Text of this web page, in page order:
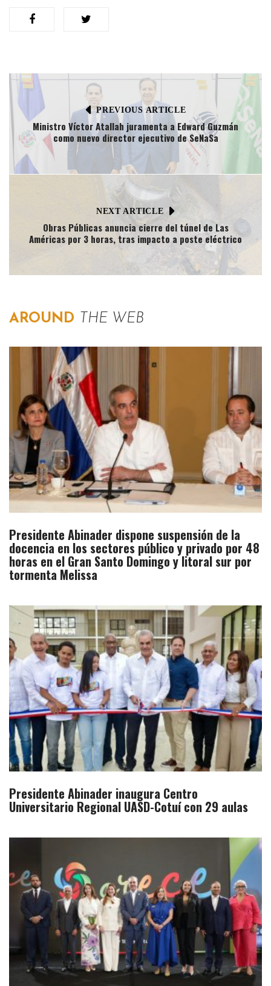
PREVIOUS ARTICLE
Ministro Víctor Atallah juramenta a Edward Guzmán
como nuevo director ejecutivo de SeNaSa
NEXT ARTICLE
Obras Públicas anuncia cierre del túnel de Las
Américas por 3 horas, tras impacto a poste eléctrico
AROUND THE WEB
Presidente Abinader dispone suspensión de la
docencia en los sectores público y privado por 48
horas en el Gran Santo Domingo y litoral sur por
tormenta Melissa
Presidente Abinader inaugura Centro
Universitario Regional UASD-Cotuí con 29 aulas